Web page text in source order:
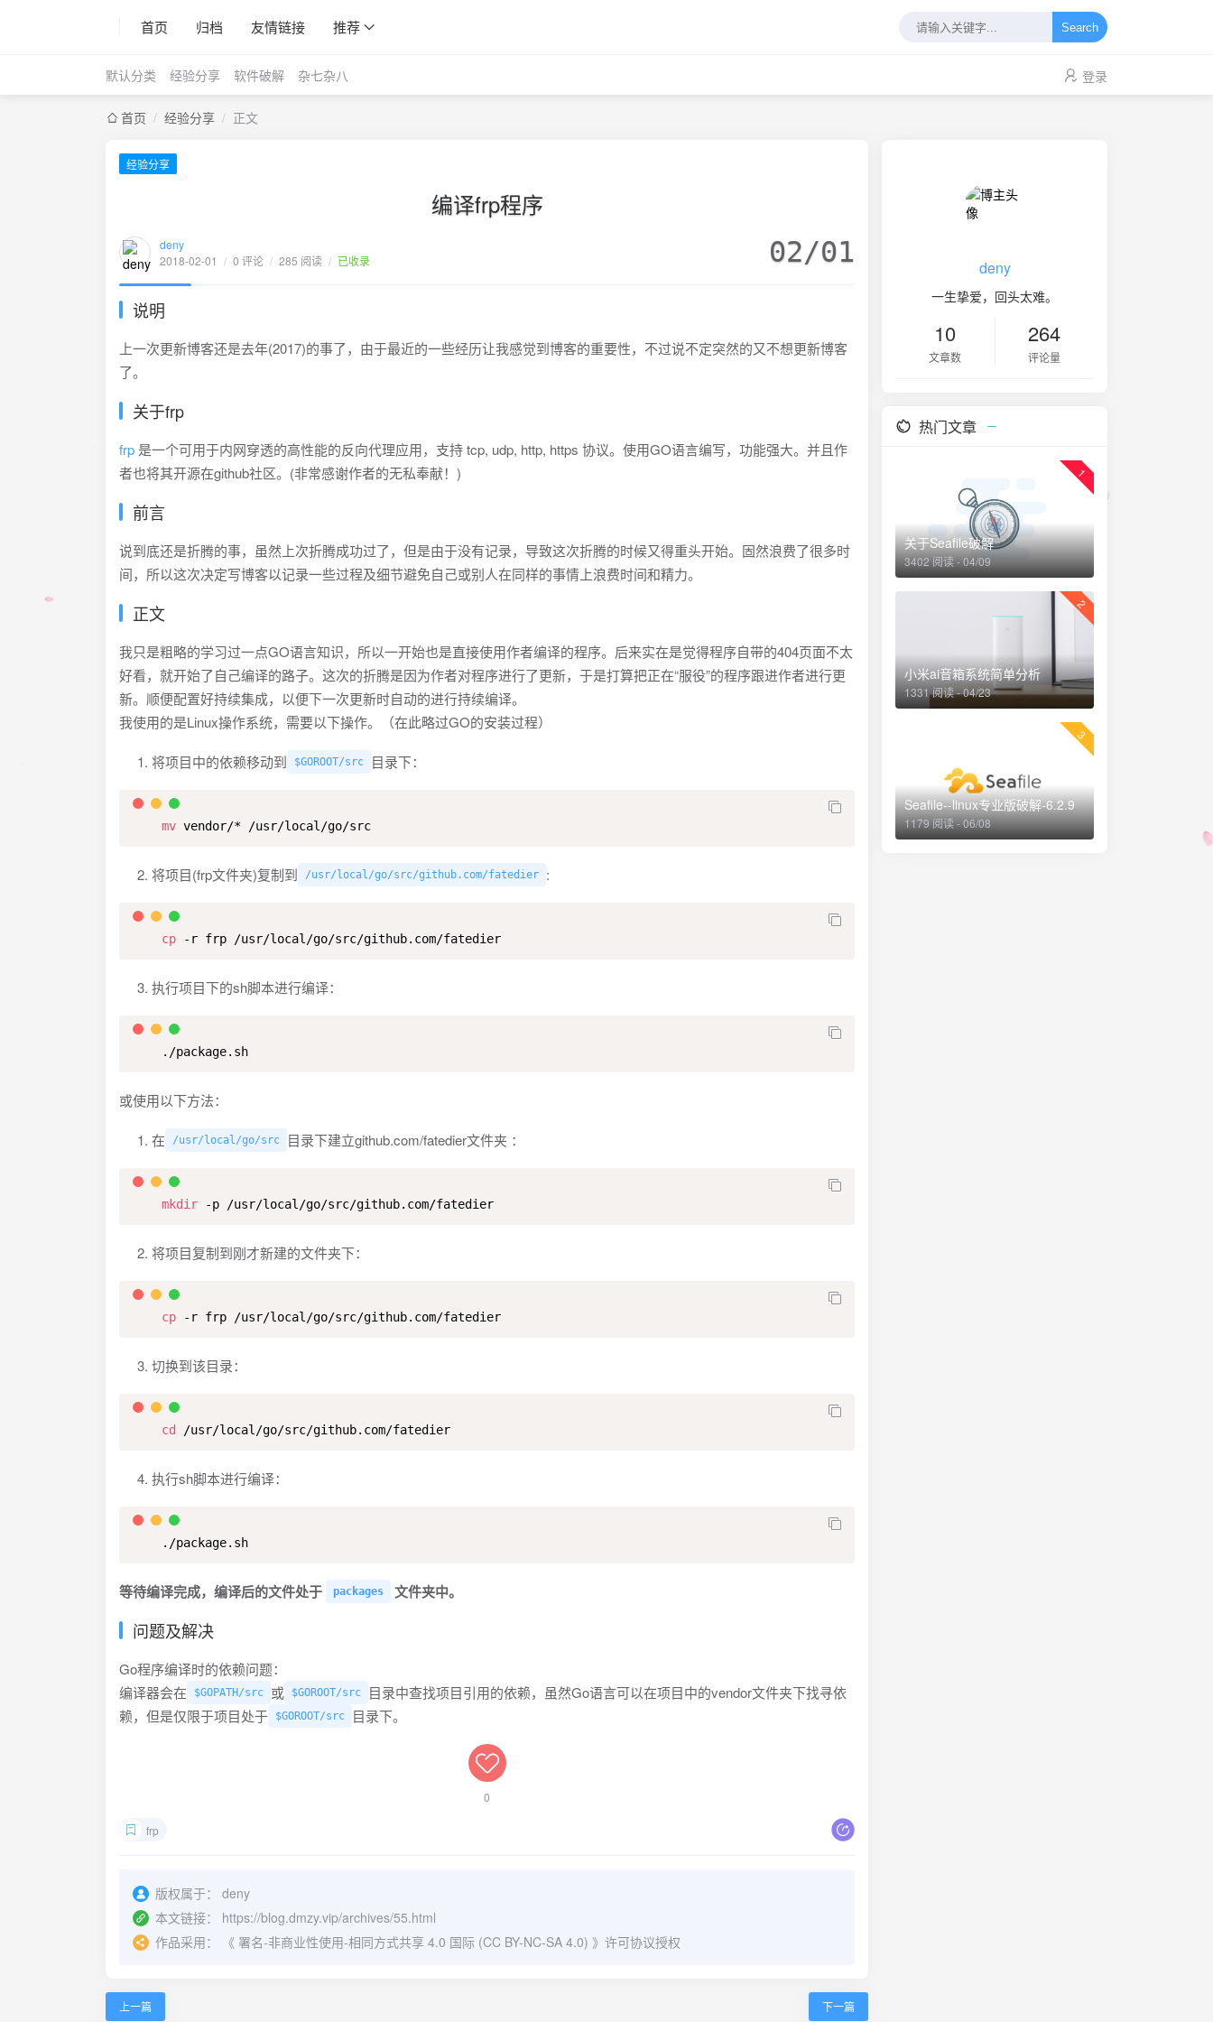
首页 归档 友情链接 推荐 Search
默认分类 经验分享 软件破解 杂七杂八 登录
首页 / 经验分享 / 正文
经验分享
编译frp程序
deny
2018-02-01 / 0 评论 / 285 阅读 / 已收录 02/01
说明
上一次更新博客还是去年(2017)的事了，由于最近的一些经历让我感觉到博客的重要性，不过说不定突然的又不想更新博客
了。
关于frp
frp 是一个可用于内网穿透的高性能的反向代理应用，支持 tcp, udp, http, https 协议。使用GO语言编写，功能强大。并且作
者也将其开源在github社区。(非常感谢作者的无私奉献！)
前言
说到底还是折腾的事，虽然上次折腾成功过了，但是由于没有记录，导致这次折腾的时候又得重头开始。固然浪费了很多时
间，所以这次决定写博客以记录一些过程及细节避免自己或别人在同样的事情上浪费时间和精力。
正文
我只是粗略的学习过一点GO语言知识，所以一开始也是直接使用作者编译的程序。后来实在是觉得程序自带的404页面不太
好看，就开始了自己编译的路子。这次的折腾是因为作者对程序进行了更新，于是打算把正在“服役”的程序跟进作者进行更
新。顺便配置好持续集成，以便下一次更新时自动的进行持续编译。
我使用的是Linux操作系统，需要以下操作。（在此略过GO的安装过程）
将项目中的依赖移动到 $GOROOT/src 目录下：
mv vendor/* /usr/local/go/src
将项目(frp文件夹)复制到 /usr/local/go/src/github.com/fatedier :
cp -r frp /usr/local/go/src/github.com/fatedier
执行项目下的sh脚本进行编译：
    ./package.sh
或使用以下方法：
在 /usr/local/go/src 目录下建立github.com/fatedier文件夹 ：
mkdir -p /usr/local/go/src/github.com/fatedier
将项目复制到刚才新建的文件夹下：
cp -r frp /usr/local/go/src/github.com/fatedier
切换到该目录：
cd /usr/local/go/src/github.com/fatedier
执行sh脚本进行编译：
    ./package.sh
等待编译完成，编译后的文件处于 packages 文件夹中。
问题及解决
Go程序编译时的依赖问题：
编译器会在
$GOPATH/src 或 $GOROOT/src
目录中查找项目引用的依赖，虽然Go语言可以在项目中的vendor文件夹下找寻依
赖，但是仅限于项目处于
$GOROOT/src 目录下。
0
frp
版权属于：
deny
本文链接：
https://blog.dmzy.vip/archives/55.html
作品采用：
《 署名-非商业性使用-相同方式共享 4.0 国际 (CC BY-NC-SA 4.0) 》许可协议授权
上一篇 下一篇
deny
一生挚爱，回头太难。
10
文章数
264
评论量
热门文章
1
关于Seafile破解
3402 阅读 - 04/09
2
小米ai音箱系统简单分析
1331 阅读 - 04/23
3
Seafile--linux专业版破解-6.2.9
1179 阅读 - 06/08